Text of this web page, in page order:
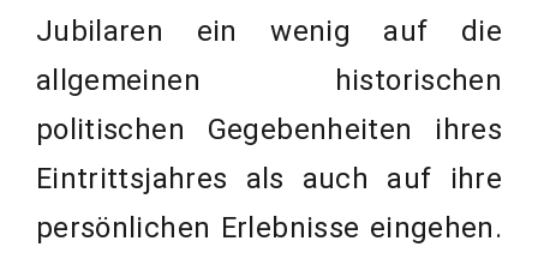
Jubilaren ein wenig auf die
allgemeinen historischen
politischen Gegebenheiten ihres
Eintrittsjahres als auch auf ihre
persönlichen Erlebnisse eingehen.